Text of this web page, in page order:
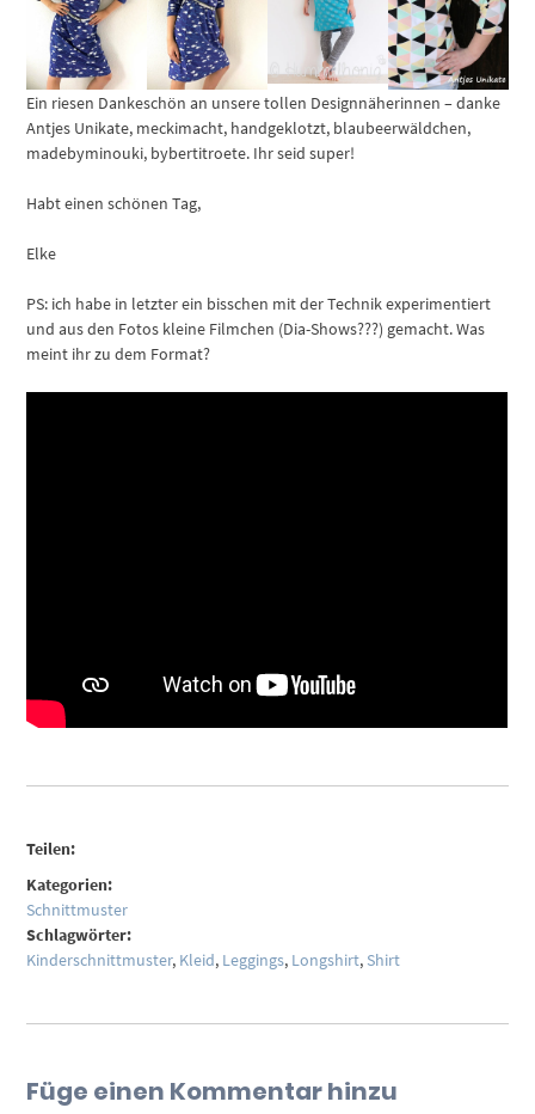
Ein riesen Dankeschön an unsere tollen Designnäherinnen – danke
Antjes Unikate, meckimacht, handgeklotzt, blaubeerwäldchen,
madebyminouki, bybertitroete. Ihr seid super!
Habt einen schönen Tag,
Elke
PS: ich habe in letzter ein bisschen mit der Technik experimentiert
und aus den Fotos kleine Filmchen (Dia-Shows???) gemacht. Was
meint ihr zu dem Format?
Teilen:
Kategorien:
Schnittmuster
Schlagwörter:
Kinderschnittmuster, Kleid, Leggings, Longshirt, Shirt
Füge einen Kommentar hinzu